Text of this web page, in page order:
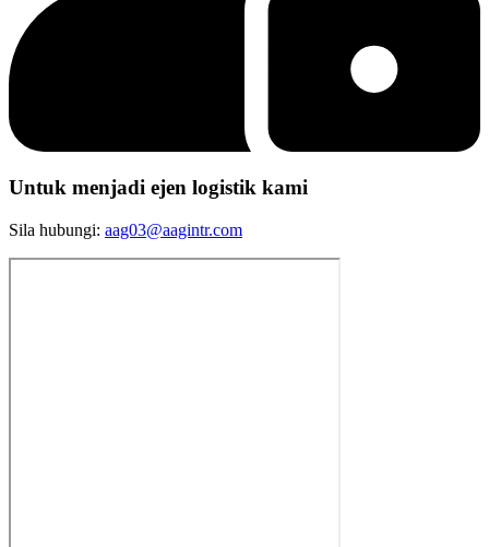
Untuk menjadi ejen logistik kami
Sila hubungi: aag03@aagintr.com